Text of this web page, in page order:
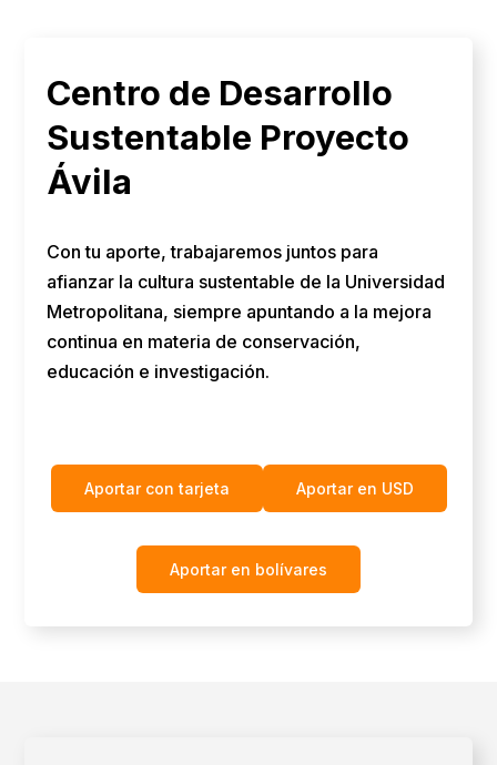
Centro de Desarrollo
Sustentable Proyecto
Ávila
Con tu aporte, trabajaremos juntos para
afianzar la cultura sustentable de la Universidad
Metropolitana, siempre apuntando a la mejora
continua en materia de conservación,
educación e investigación.
Aportar con tarjeta Aportar en USD
Aportar en bolívares